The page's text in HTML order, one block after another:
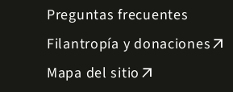
Preguntas frecuentes
Filantropía y donacionesarrow_outward
Mapa del sitio arrow_outward